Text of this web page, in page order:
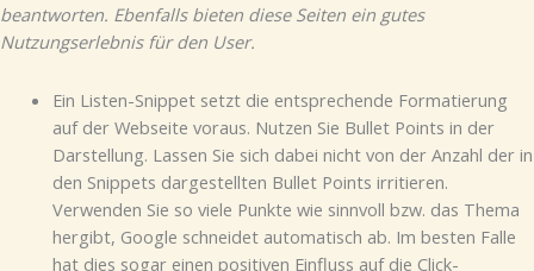
beantworten. Ebenfalls bieten diese Seiten ein gutes
Nutzungserlebnis für den User.
Ein Listen-Snippet setzt die entsprechende Formatierung
auf der Webseite voraus. Nutzen Sie Bullet Points in der
Darstellung. Lassen Sie sich dabei nicht von der Anzahl der in
den Snippets dargestellten Bullet Points irritieren.
Verwenden Sie so viele Punkte wie sinnvoll bzw. das Thema
hergibt, Google schneidet automatisch ab. Im besten Falle
hat dies sogar einen positiven Einfluss auf die Click-